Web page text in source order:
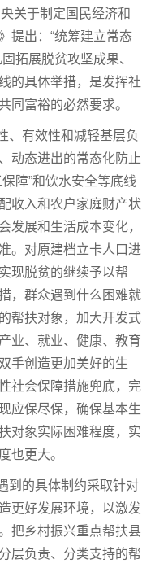
关于制定国民经济和
提出：“统筹建立常态
拓展脱贫攻坚成果、
的具体举措，是发挥社
同富裕的必然要求。
、有效性和减轻基层负
动态进出的常态化防止
障”和饮水安全等底线
收入和农户家庭财产状
发展和生活成本变化，
。对原建档立卡人口进
现脱贫的继续予以帮
，群众遇到什么困难就
帮扶对象，加大开发式
业、就业、健康、教育
手创造更加美好的生
社会保障措施兜底，完
应保尽保，确保基本生
对象实际困难程度，实
也更大。
到的具体制约采取针对
更好发展环境，以激发
把乡村振兴重点帮扶县
层负责、分类支持的帮